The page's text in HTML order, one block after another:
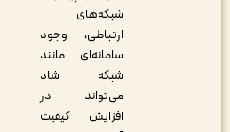
شبکه‌های
ارتباطی، وجود
سامانه‌ای مانند
شبکه شاد
می‌تواند در
افزایش کیفیت